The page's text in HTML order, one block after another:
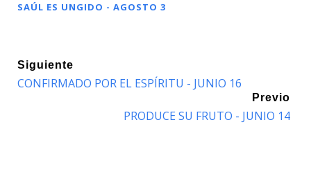
SAÚL ES UNGIDO - AGOSTO 3
Siguiente
CONFIRMADO POR EL ESPÍRITU - JUNIO 16
Previo
PRODUCE SU FRUTO - JUNIO 14